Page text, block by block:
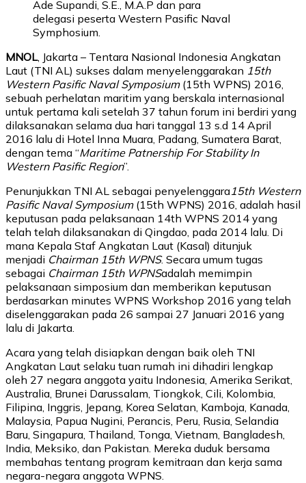
Ade Supandi, S.E., M.A.P dan para
delegasi peserta Western Pasific Naval
Symphosium.
MNOL, Jakarta – Tentara Nasional Indonesia Angkatan
Laut (TNI AL) sukses dalam menyelenggarakan 15th
Western Pasific Naval Symposium(15th WPNS) 2016,
sebuah perhelatan maritim yang berskala internasional
untuk pertama kali setelah 37 tahun forum ini berdiri yang
dilaksanakan selama dua hari tanggal 13 s.d 14 April
2016 lalu di Hotel Inna Muara, Padang, Sumatera Barat,
dengan tema “Maritime Patnership For Stability In
Western Pasific Region”.
Penunjukkan TNI AL sebagai penyelenggara15th Western
Pasific Naval Symposium(15th WPNS) 2016, adalah hasil
keputusan pada pelaksanaan 14th WPNS 2014 yang
telah telah dilaksanakan di Qingdao, pada 2014 lalu. Di
mana Kepala Staf Angkatan Laut (Kasal) ditunjuk
menjadi Chairman 15th WPNS. Secara umum tugas
sebagai Chairman 15th WPNSadalah memimpin
pelaksanaan simposium dan memberikan keputusan
berdasarkan minutes WPNS Workshop 2016 yang telah
diselenggarakan pada 26 sampai 27 Januari 2016 yang
lalu di Jakarta.
Acara yang telah disiapkan dengan baik oleh TNI
Angkatan Laut selaku tuan rumah ini dihadiri lengkap
oleh 27 negara anggota yaitu Indonesia, Amerika Serikat,
Australia, Brunei Darussalam, Tiongkok, Cili, Kolombia,
Filipina, Inggris, Jepang, Korea Selatan, Kamboja, Kanada,
Malaysia, Papua Nugini, Perancis, Peru, Rusia, Selandia
Baru, Singapura, Thailand, Tonga, Vietnam, Bangladesh,
India, Meksiko, dan Pakistan. Mereka duduk bersama
membahas tentang program kemitraan dan kerja sama
negara-negara anggota WPNS.